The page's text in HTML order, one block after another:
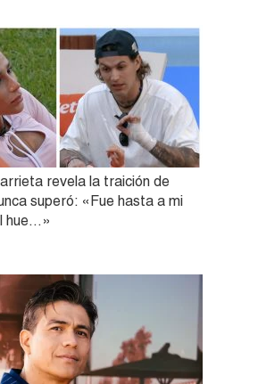
revela la traición de
superó: «Fue hasta a mi
hue…»